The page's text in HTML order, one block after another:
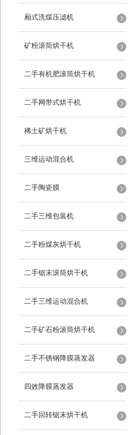
厢式洗煤压滤机
矿粉滚筒烘干机
二手有机肥滚筒烘干机
二手网带式烘干机
稀土矿烘干机
三维运动混合机
二手陶瓷膜
二手三维包装机
二手粉煤灰烘干机
二手锯末滚筒烘干机
二手三维运动混合机
二手矿石粉滚筒烘干机
二手不锈钢降膜蒸发器
四效降膜蒸发器
二手回转锯末烘干机